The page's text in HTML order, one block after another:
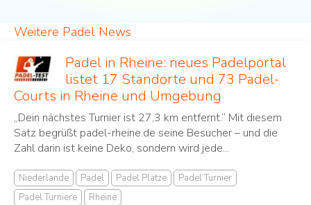
Weitere Padel News
Padel in Rheine: neues Padelportal
listet 17 Standorte und 73 Padel-
Courts in Rheine und Umgebung
„Dein nächstes Turnier ist 27,3 km entfernt.“ Mit diesem
Satz begrüßt padel-rheine.de seine Besucher – und die
Zahl darin ist keine Deko, sondern wird jede...
Niederlande Padel Padel Plätze
Padel Turnier
Padel Turniere
Rheine